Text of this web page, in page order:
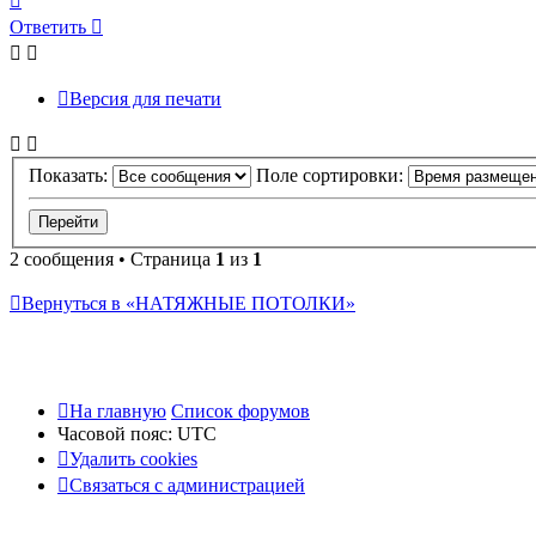
к
началу
Ответить
Ответить
Версия для печати
Показать: Поле сортировки:
2 сообщения • Страница 1 из 1
Вернуться в «НАТЯЖНЫЕ ПОТОЛКИ»
На главную Список форумов
Часовой пояс: UTC
Удалить cookies
Связаться
Связаться с администрацией